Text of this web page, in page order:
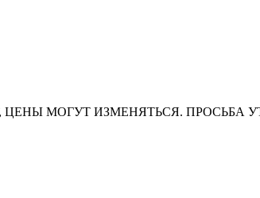
МОГУТ ИЗМЕНЯТЬСЯ. ПРОСЬБА